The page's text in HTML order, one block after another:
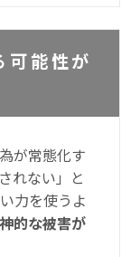
可能性が
が常態化す
れない」と
力を使うよ
的な被害が